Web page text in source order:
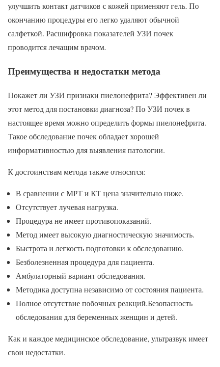
улучшить контакт датчиков с кожей применяют гель. По
окончанию процедуры его легко удаляют обычной
салфеткой. Расшифровка показателей УЗИ почек
проводится лечащим врачом.
Преимущества и недостатки метода
Покажет ли УЗИ признаки пиелонефрита? Эффективен ли
этот метод для постановки диагноза? По УЗИ почек в
настоящее время можно определить формы пиелонефрита.
Такое обследование почек обладает хорошей
информативностью для выявления патологии.
К достоинствам метода также относятся:
В сравнении с МРТ и КТ цена значительно ниже.
Отсутствует лучевая нагрузка.
Процедура не имеет противопоказаний.
Метод имеет высокую диагностическую значимость.
Быстрота и легкость подготовки к обследованию.
Безболезненная процедура для пациента.
Амбулаторный вариант обследования.
Методика доступна независимо от состояния пациента.
Полное отсутствие побочных реакций.Безопасность
обследования для беременных женщин и детей.
Как и каждое медицинское обследование, ультразвук имеет
свои недостатки.